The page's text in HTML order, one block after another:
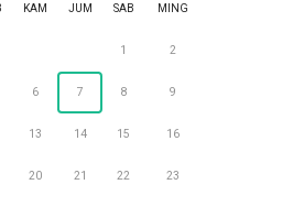
KAM JUM SAB MING
1 2
6 7 8 9
13 14 15 16
20 21 22 23